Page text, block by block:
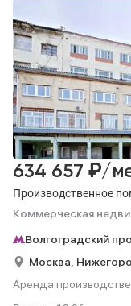
Производственное
Коммерческая
634 657 ₽/
Волгоградский
Москва,
Аренда